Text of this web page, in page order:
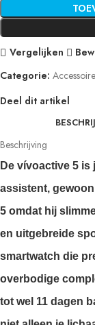
Vergelijken
Categorie:
Deel dit artikel
Beschrijving
De vívoactive 5 is
assistent,
5 omdat hij
en uitgebreide
smartwatch die
overbodige
tot wel 11 dagen